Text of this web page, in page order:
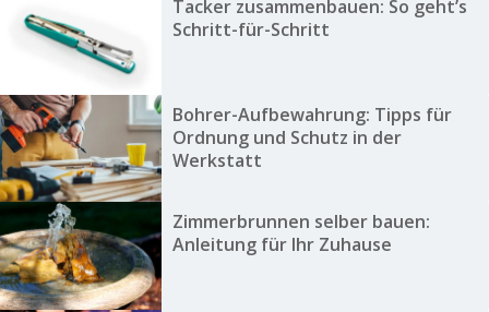
Tacker zusammenbauen: So geht’s
Schritt-für-Schritt
Bohrer-Aufbewahrung: Tipps für
Ordnung und Schutz in der
Werkstatt
Zimmerbrunnen selber bauen:
Anleitung für Ihr Zuhause